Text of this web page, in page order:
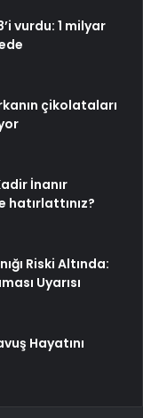
vurdu: 1 milyar
çikolataları
İnanır
hatırlattınız?
Riski Altında:
Uyarısı
Hayatını